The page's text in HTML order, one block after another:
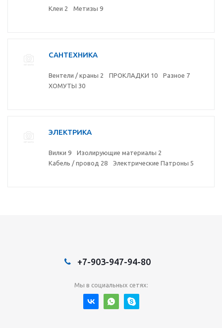
Клеи 2 Метизы 9
САНТЕХНИКА
Вентели / краны 2 ПРОКЛАДКИ 10 Разное 7
ХОМУТЫ 30
ЭЛЕКТРИКА
Вилки 9 Изолирующие материалы 2
Кабель / провод 28 Электрические Патроны 5
+7-903-947-94-80
Мы в социальных сетях: